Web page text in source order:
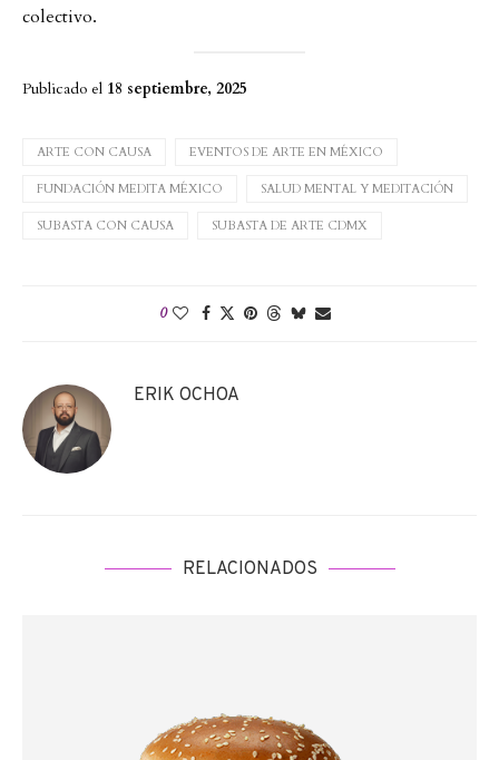
colectivo.
Publicado el 18 septiembre, 2025
ARTE CON CAUSA EVENTOS DE ARTE EN MÉXICO
FUNDACIÓN MEDITA MÉXICO SALUD MENTAL Y MEDITACIÓN
SUBASTA CON CAUSA SUBASTA DE ARTE CDMX
0
ERIK OCHOA
RELACIONADOS